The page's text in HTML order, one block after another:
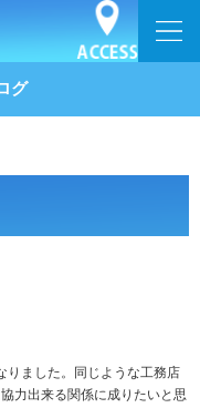
グ
りました。同じような工務店
力出来る関係に成りたいと思